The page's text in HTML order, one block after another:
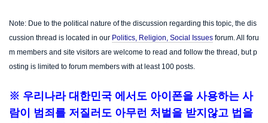
Note: Due to the political nature of the discussion regarding this topic, the dis
cussion thread is located in our Politics, Religion, Social Issues forum. All foru
m members and site visitors are welcome to read and follow the thread, but p
osting is limited to forum members with at least 100 posts.
※ 우리나라 대한민국 에서도 아이폰을 사용하는 사
람이 범죄를 저질러도 아무런 처벌을 받지않고 법을